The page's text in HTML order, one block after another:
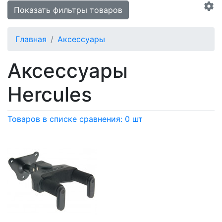
Показать фильтры товаров
Главная Аксессуары
Аксессуары
Hercules
Товаров в списке сравнения: 0 шт